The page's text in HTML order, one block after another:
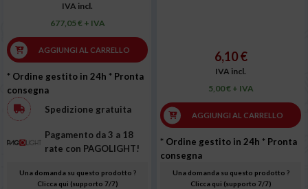
IVA incl.
677,05 € + IVA
AGGIUNGI AL CARRELLO
* Ordine gestito in 24h * Pronta
consegna
Spedizione gratuita
Pagamento da 3 a 18
rate con PAGOLIGHT!
Una domanda su questo prodotto ?
Clicca qui (supporto 7/7)
6,10 €
IVA incl.
5,00 € + IVA
AGGIUNGI AL CARRELLO
* Ordine gestito in 24h * Pronta
consegna
Una domanda su questo prodotto ?
Clicca qui (supporto 7/7)